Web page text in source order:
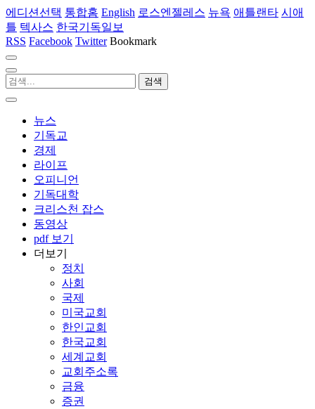
에디션선택 통합홈 English 로스엔젤레스 뉴욕 애틀랜타 시애
틀 텍사스 한국기독일보
RSS Facebook Twitter Bookmark
뉴스
기독교
경제
라이프
오피니언
기독대학
크리스천 잡스
동영상
pdf 보기
더보기
정치
사회
국제
미국교회
한인교회
한국교회
세계교회
교회주소록
금융
증권